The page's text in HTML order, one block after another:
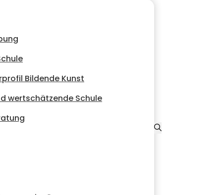
Bildende Kunst
wertschätzende Schule